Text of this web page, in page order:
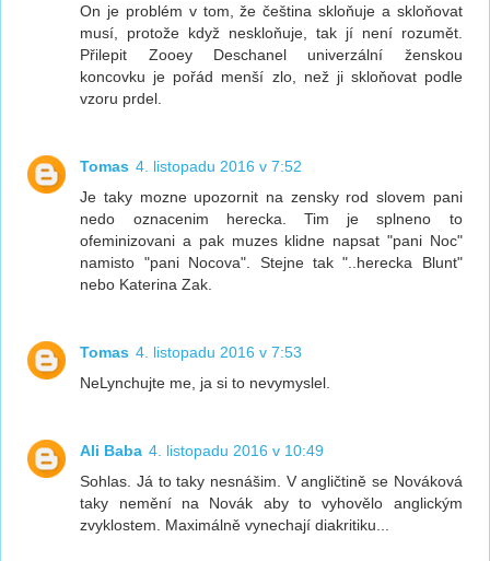
On je problém v tom, že čeština skloňuje a skloňovat
musí, protože když neskloňuje, tak jí není rozumět.
Přilepit Zooey Deschanel univerzální ženskou
koncovku je pořád menší zlo, než ji skloňovat podle
vzoru prdel.
Tomas 4. listopadu 2016 v 7:52
Je taky mozne upozornit na zensky rod slovem pani
nedo oznacenim herecka. Tim je splneno to
ofeminizovani a pak muzes klidne napsat "pani Noc"
namisto "pani Nocova". Stejne tak "..herecka Blunt"
nebo Katerina Zak.
Tomas 4. listopadu 2016 v 7:53
NeLynchujte me, ja si to nevymyslel.
Ali Baba 4. listopadu 2016 v 10:49
Sohlas. Já to taky nesnášim. V angličtině se Nováková
taky nemění na Novák aby to vyhovělo anglickým
zvyklostem. Maximálně vynechají diakritiku...